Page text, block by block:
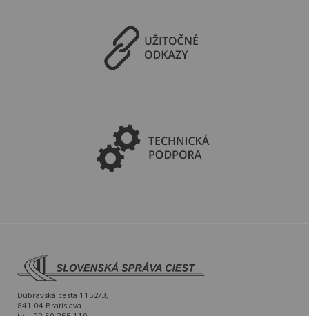
Dúbravská cesta 1152/3,
841 04 Bratislava